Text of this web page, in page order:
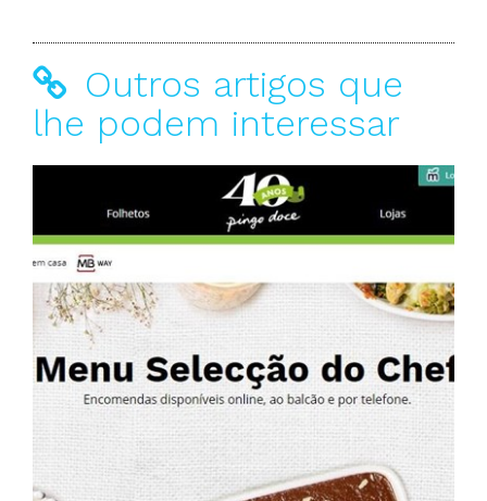
Outros artigos que
lhe podem interessar